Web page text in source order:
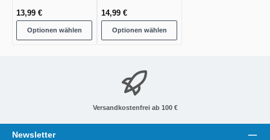
13,99 €
Optionen wählen
14,99 €
Optionen wählen
Versandkostenfrei ab 100 €
Newsletter